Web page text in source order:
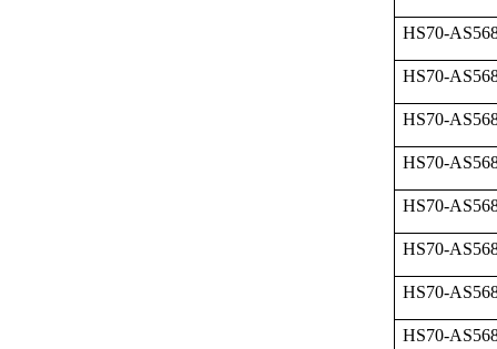
HS70-
HS70-
HS70-
HS70-
HS70-
HS70-
HS70-
HS70-